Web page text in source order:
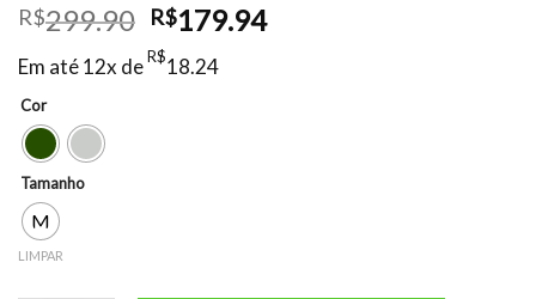
R$299.90 O
preço
original
R$179.94O
Em até 12x deR$18.24
Cor
Tamanho
M
LIMPAR